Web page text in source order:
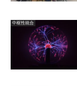
中枢性統合